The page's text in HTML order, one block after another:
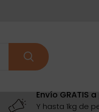
Envío GRATIS
Y hasta 1kg de